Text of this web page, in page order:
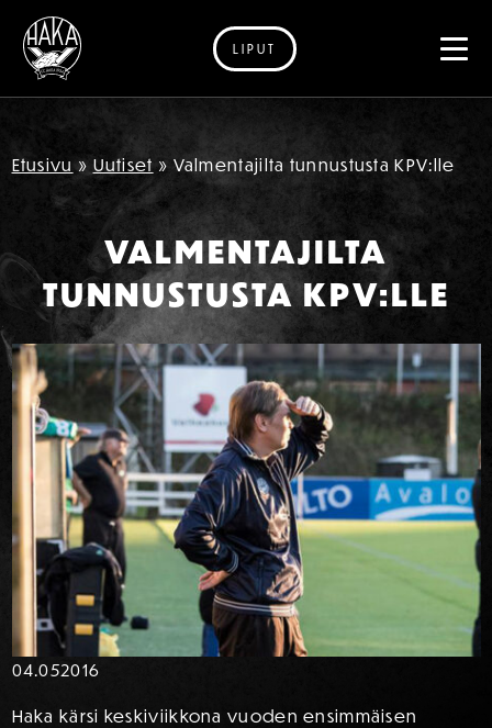
Siirry sisältöön
LIPUT
Etusivu » Uutiset » Valmentajilta tunnustusta KPV:lle
VALMENTAJILTA
TUNNUSTUSTA KPV:LLE
04.052016
Haka kärsi keskiviikkona vuoden ensimmäisen